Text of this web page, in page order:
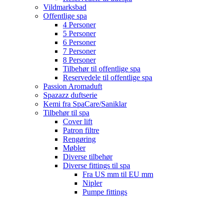
Vildmarksbad
Offentlige spa
4 Personer
5 Personer
6 Personer
7 Personer
8 Personer
Tilbehør til offentlige spa
Reservedele til offentlige spa
Passion Aromaduft
Spazazz duftserie
Kemi fra SpaCare/Saniklar
Tilbehør til spa
Cover lift
Patron filtre
Rengøring
Møbler
Diverse tilbehør
Diverse fittings til spa
Fra US mm til EU mm
Nipler
Pumpe fittings